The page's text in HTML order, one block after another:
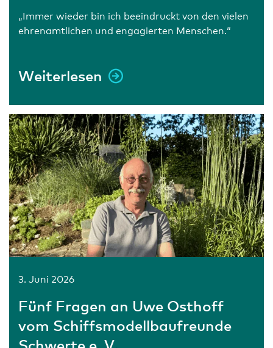
„Immer wieder bin ich beeindruckt von den vielen
ehrenamtlichen und engagierten Menschen.“
Weiterlesen
3. Juni 2026
Fünf Fragen an Uwe Osthoff
vom Schiffsmodellbaufreunde
Schwerte e. V.